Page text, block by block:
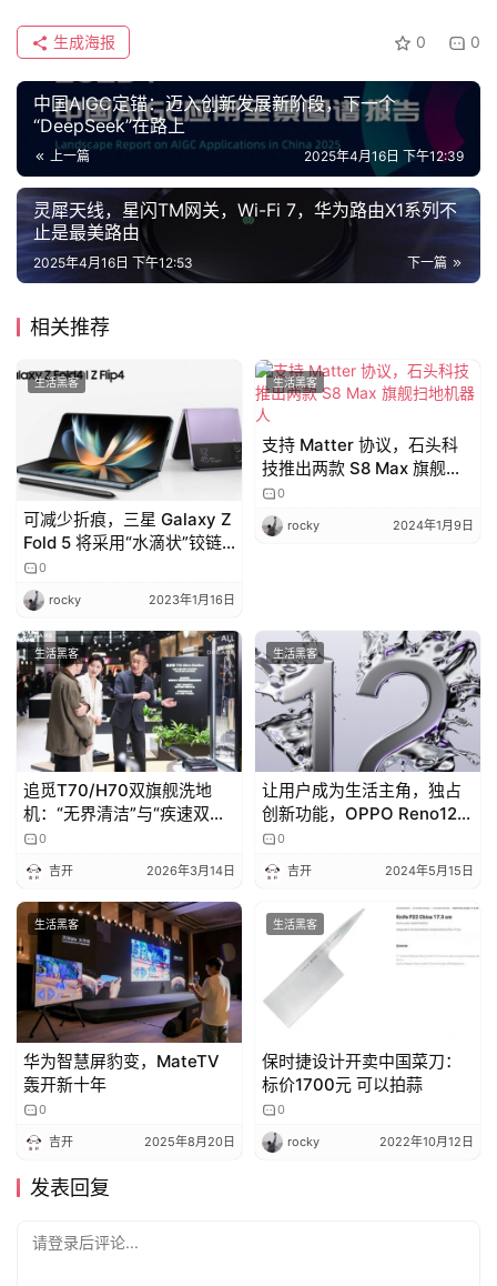
0 0
生成海报
中国AIGC定锚：迈入创新发展新阶段，下一个
“DeepSeek”在路上
上一篇 2025年4月16日 下午12:39
灵犀天线，星闪TM网关，Wi-Fi 7，华为路由X1系列不
止是最美路由
下一篇
2025年4月16日 下午12:53
相关推荐
生活黑客
可减少折痕，三星 Galaxy Z
Fold 5 将采用“水滴状”铰链
设计
0
rocky 2023年1月16日
生活黑客
支持 Matter 协议，石头科
技推出两款 S8 Max 旗舰扫
地机器人
0
rocky 2024年1月9日
生活黑客
追觅T70/H70双旗舰洗地
机：“无界清洁”与“疾速双热”
新时代
0
吉开 2026年3月14日
生活黑客
让用户成为生活主角，独占
创新功能，OPPO Reno12
系列5月23日发布
0
吉开 2024年5月15日
生活黑客
华为智慧屏豹变，MateTV
轰开新十年
0
吉开 2025年8月20日
生活黑客
保时捷设计开卖中国菜刀：
标价1700元 可以拍蒜
0
rocky 2022年10月12日
发表回复
请登录后评论...